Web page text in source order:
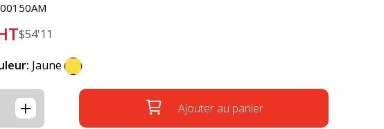
$54'11
Jaune
+ Ajouter au panier